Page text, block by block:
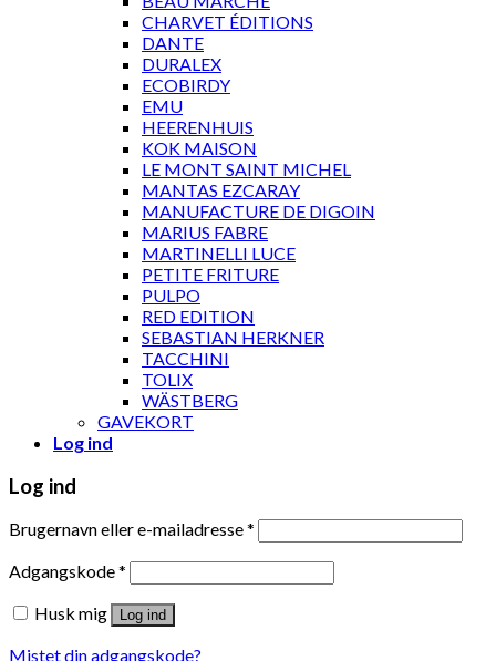
CHARVET ÉDITIONS
DANTE
DURALEX
ECOBIRDY
EMU
HEERENHUIS
KOK MAISON
LE MONT SAINT MICHEL
MANTAS EZCARAY
MANUFACTURE DE DIGOIN
MARIUS FABRE
MARTINELLI LUCE
PETITE FRITURE
PULPO
RED EDITION
SEBASTIAN HERKNER
TACCHINI
TOLIX
WÄSTBERG
GAVEKORT
Log ind
Log ind
Brugernavn eller e-mailadresse*
Adgangskode*
Husk mig
Log ind
Mistet din adgangskode?